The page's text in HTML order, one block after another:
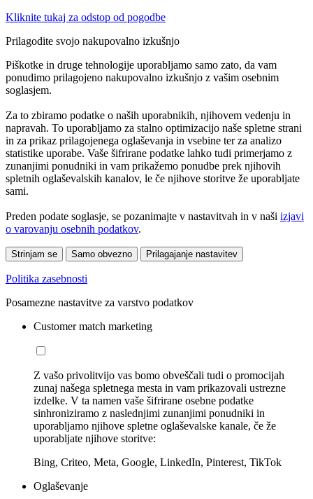
Kliknite tukaj za odstop od pogodbe
Prilagodite svojo nakupovalno izkušnjo
Piškotke in druge tehnologije uporabljamo samo zato, da vam
ponudimo prilagojeno nakupovalno izkušnjo z vašim osebnim
soglasjem.
Za to zbiramo podatke o naših uporabnikih, njihovem vedenju in
napravah. To uporabljamo za stalno optimizacijo naše spletne strani
in za prikaz prilagojenega oglaševanja in vsebine ter za analizo
statistike uporabe. Vaše šifrirane podatke lahko tudi primerjamo z
zunanjimi ponudniki in vam prikažemo ponudbe prek njihovih
spletnih oglaševalskih kanalov, le če njihove storitve že uporabljate
sami.
Preden podate soglasje, se pozanimajte v nastavitvah in v naši izjavi
o varovanju osebnih podatkov.
Strinjam se Samo obvezno Prilagajanje nastavitev
Politika zasebnosti
Posamezne nastavitve za varstvo podatkov
Customer match marketing
Z vašo privolitvijo vas bomo obveščali tudi o promocijah
zunaj našega spletnega mesta in vam prikazovali ustrezne
izdelke. V ta namen vaše šifrirane osebne podatke
sinhroniziramo z naslednjimi zunanjimi ponudniki in
uporabljamo njihove spletne oglaševalske kanale, če že
uporabljate njihove storitve:
Bing, Criteo, Meta, Google, LinkedIn, Pinterest, TikTok
Oglaševanje